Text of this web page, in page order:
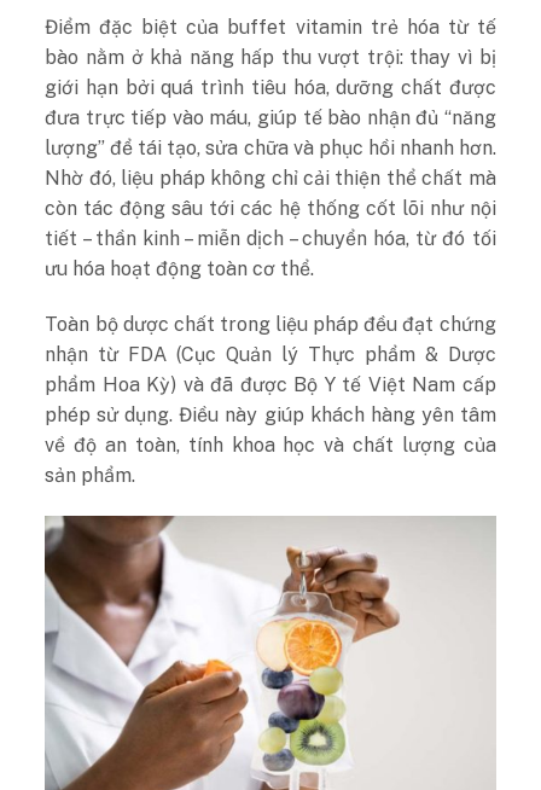
Điểm đặc biệt của buffet vitamin trẻ hóa từ tế
bào nằm ở khả năng hấp thu vượt trội: thay vì bị
giới hạn bởi quá trình tiêu hóa, dưỡng chất được
đưa trực tiếp vào máu, giúp tế bào nhận đủ “năng
lượng” để tái tạo, sửa chữa và phục hồi nhanh hơn.
Nhờ đó, liệu pháp không chỉ cải thiện thể chất mà
còn tác động sâu tới các hệ thống cốt lõi như nội
tiết – thần kinh – miễn dịch – chuyển hóa, từ đó tối
ưu hóa hoạt động toàn cơ thể.
Toàn bộ dược chất trong liệu pháp đều đạt chứng
nhận từ FDA (Cục Quản lý Thực phẩm & Dược
phẩm Hoa Kỳ) và đã được Bộ Y tế Việt Nam cấp
phép sử dụng. Điều này giúp khách hàng yên tâm
về độ an toàn, tính khoa học và chất lượng của
sản phẩm.